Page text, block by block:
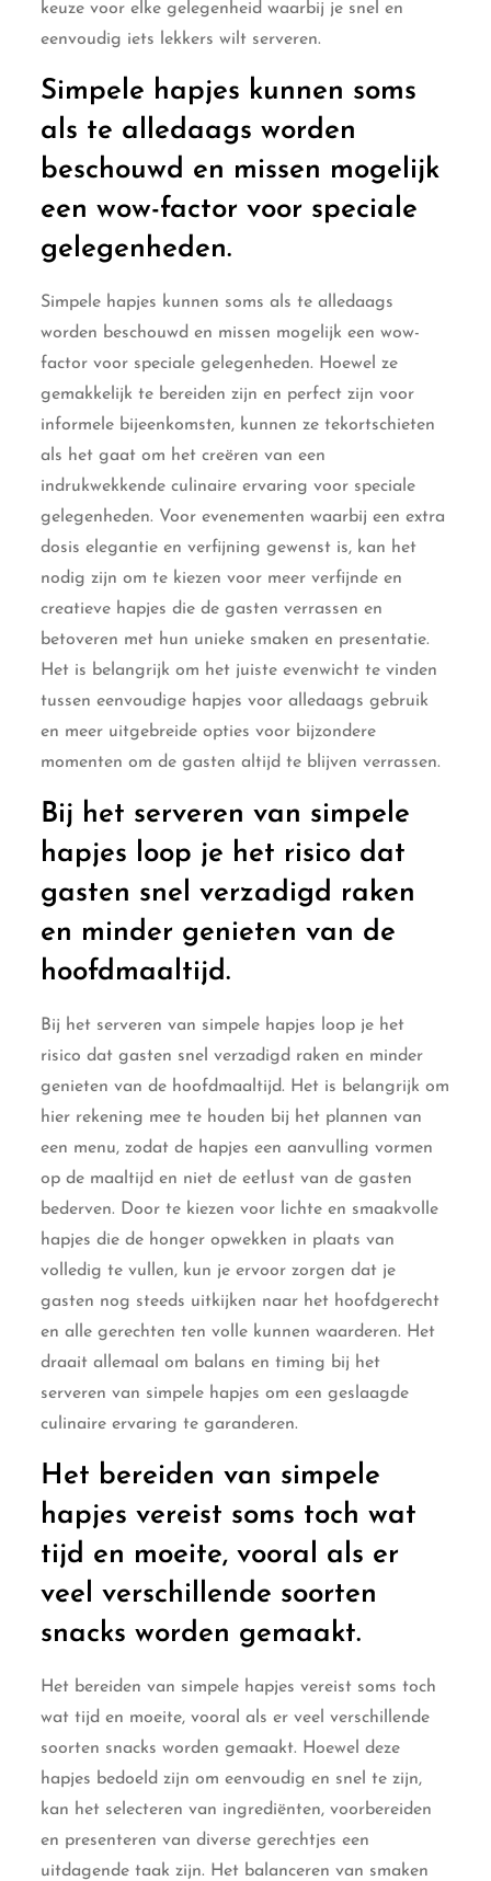
keuze voor elke gelegenheid waarbij je snel en
eenvoudig iets lekkers wilt serveren.
Simpele hapjes kunnen soms
als te alledaags worden
beschouwd en missen mogelijk
een wow-factor voor speciale
gelegenheden.
Simpele hapjes kunnen soms als te alledaags
worden beschouwd en missen mogelijk een wow-
factor voor speciale gelegenheden. Hoewel ze
gemakkelijk te bereiden zijn en perfect zijn voor
informele bijeenkomsten, kunnen ze tekortschieten
als het gaat om het creëren van een
indrukwekkende culinaire ervaring voor speciale
gelegenheden. Voor evenementen waarbij een extra
dosis elegantie en verfijning gewenst is, kan het
nodig zijn om te kiezen voor meer verfijnde en
creatieve hapjes die de gasten verrassen en
betoveren met hun unieke smaken en presentatie.
Het is belangrijk om het juiste evenwicht te vinden
tussen eenvoudige hapjes voor alledaags gebruik
en meer uitgebreide opties voor bijzondere
momenten om de gasten altijd te blijven verrassen.
Bij het serveren van simpele
hapjes loop je het risico dat
gasten snel verzadigd raken
en minder genieten van de
hoofdmaaltijd.
Bij het serveren van simpele hapjes loop je het
risico dat gasten snel verzadigd raken en minder
genieten van de hoofdmaaltijd. Het is belangrijk om
hier rekening mee te houden bij het plannen van
een menu, zodat de hapjes een aanvulling vormen
op de maaltijd en niet de eetlust van de gasten
bederven. Door te kiezen voor lichte en smaakvolle
hapjes die de honger opwekken in plaats van
volledig te vullen, kun je ervoor zorgen dat je
gasten nog steeds uitkijken naar het hoofdgerecht
en alle gerechten ten volle kunnen waarderen. Het
draait allemaal om balans en timing bij het
serveren van simpele hapjes om een geslaagde
culinaire ervaring te garanderen.
Het bereiden van simpele
hapjes vereist soms toch wat
tijd en moeite, vooral als er
veel verschillende soorten
snacks worden gemaakt.
Het bereiden van simpele hapjes vereist soms toch
wat tijd en moeite, vooral als er veel verschillende
soorten snacks worden gemaakt. Hoewel deze
hapjes bedoeld zijn om eenvoudig en snel te zijn,
kan het selecteren van ingrediënten, voorbereiden
en presenteren van diverse gerechtjes een
uitdagende taak zijn. Het balanceren van smaken